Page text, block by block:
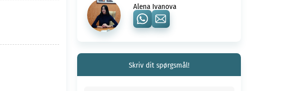
Alena Ivanova
Skriv dit spørgsmål!